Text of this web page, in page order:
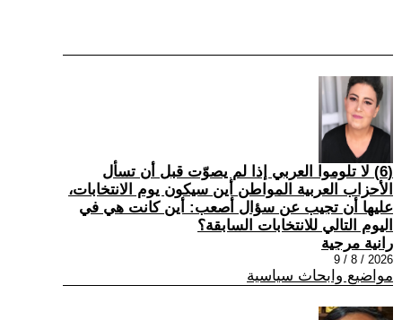
(6) لا تلوموا العربي إذا لم يصوّت قبل أن تسأل
الأحزاب العربية المواطن أين سيكون يوم الانتخابات،
عليها أن تجيب عن سؤال أصعب: أين كانت هي في
اليوم التالي للانتخابات السابقة؟
رانية مرجية
2026 / 8 / 9
مواضيع وابحاث سياسية